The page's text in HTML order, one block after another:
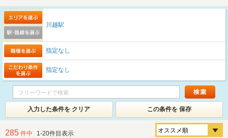
川越駅
指定なし
指定なし
入力した条件を クリア この条件を 保存
285 件中 1-20件目表示